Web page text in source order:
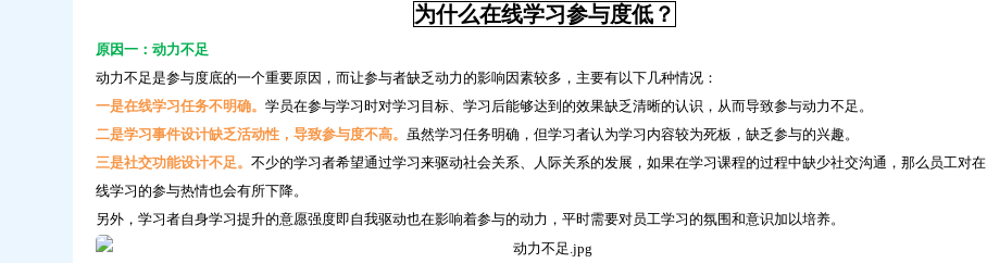
为什么在线学习参与度低？
原因一：动力不足
动力不足是参与度底的一个重要原因，而让参与者缺乏动力的影响因素较多，主要有以下几种情况：
一是在线学习任务不明确。 学员在参与学习时对学习目标、学习后能够达到的效果缺乏清晰的认识，从而导致参与动力不足。
二是学习事件设计缺乏活动性，导致参与度不高。 虽然学习任务明确，但学习者认为学习内容较为死板，缺乏参与的兴趣。
三是社交功能设计不足。 不少的学习者希望通过学习来驱动社会关系、人际关系的发展，如果在学习课程的过程中缺少社交沟通，那么员工对在
线学习的参与热情也会有所下降。
另外，学习者自身学习提升的意愿强度即自我驱动也在影响着参与的动力，平时需要对员工学习的氛围和意识加以培养。